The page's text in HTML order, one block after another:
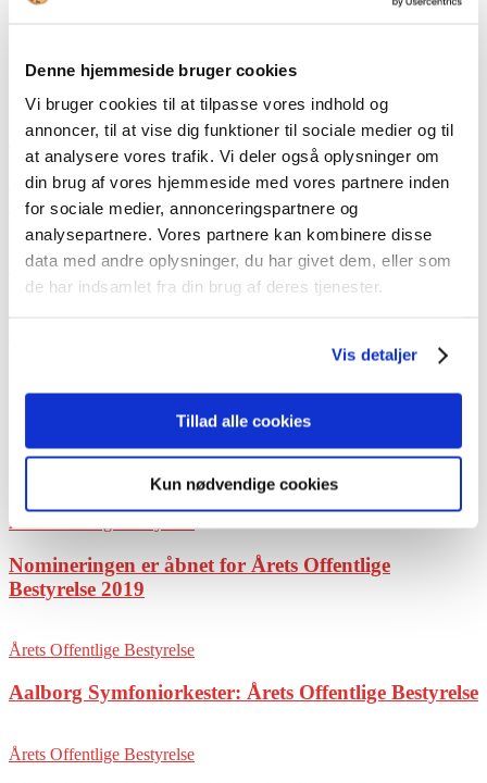
Denne hjemmeside bruger cookies
Vi bruger cookies til at tilpasse vores indhold og
annoncer, til at vise dig funktioner til sociale medier og til
at analysere vores trafik. Vi deler også oplysninger om
din brug af vores hjemmeside med vores partnere inden
for sociale medier, annonceringspartnere og
analysepartnere. Vores partnere kan kombinere disse
data med andre oplysninger, du har givet dem, eller som
de har indsamlet fra din brug af deres tjenester.
Vis detaljer
Tillad alle cookies
Kun nødvendige cookies
Årets Offentlige Bestyrelse
gennem tiden? Se oplægget
Årets Offentlige Bestyrelse
Årets Offentlige Bestyrelse 2020 er kåret: SK
Forsyning
Årets Offentlige Bestyrelse
Årets Offentlige Bestyrelse
nomineringer
Årets Offentlige Bestyrelse
Nomineringen er åbnet for Årets Offentlige
Bestyrelse 2019
Årets Offentlige Bestyrelse
Aalborg Symfoniorkester: Årets Offentlige Bestyrelse
Årets Offentlige Bestyrelse